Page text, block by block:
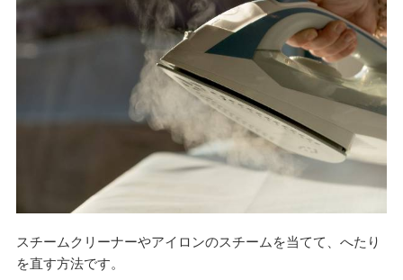
スチームクリーナーやアイロンのスチームを当てて、へたり
を直す方法です。